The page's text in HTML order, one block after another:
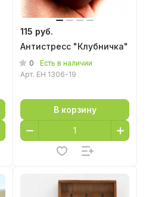
115 руб.
Антистресс "Клубничка"
0
Есть в наличии
Арт. EH 1306-19
В корзину